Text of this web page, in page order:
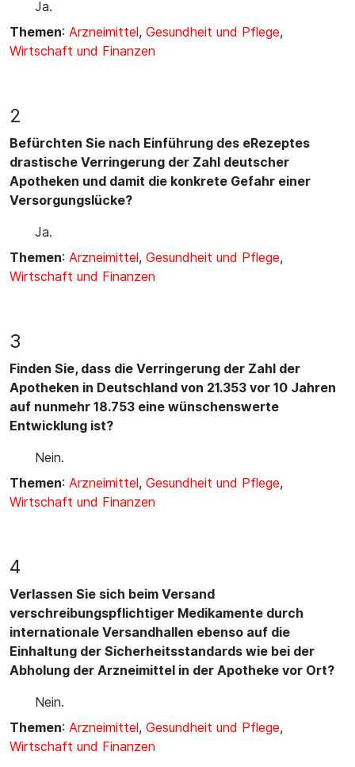
Ja.
Themen: Arzneimittel, Gesundheit und Pflege,
Wirtschaft und Finanzen
2
Befürchten Sie nach Einführung des eRezeptes
drastische Verringerung der Zahl deutscher
Apotheken und damit die konkrete Gefahr einer
Versorgungslücke?
Ja.
Themen: Arzneimittel, Gesundheit und Pflege,
Wirtschaft und Finanzen
3
Finden Sie, dass die Verringerung der Zahl der
Apotheken in Deutschland von 21.353 vor 10 Jahren
auf nunmehr 18.753 eine wünschenswerte
Entwicklung ist?
Nein.
Themen: Arzneimittel, Gesundheit und Pflege,
Wirtschaft und Finanzen
4
Verlassen Sie sich beim Versand
verschreibungspflichtiger Medikamente durch
internationale Versandhallen ebenso auf die
Einhaltung der Sicherheitsstandards wie bei der
Abholung der Arzneimittel in der Apotheke vor Ort?
Nein.
Themen: Arzneimittel, Gesundheit und Pflege,
Wirtschaft und Finanzen